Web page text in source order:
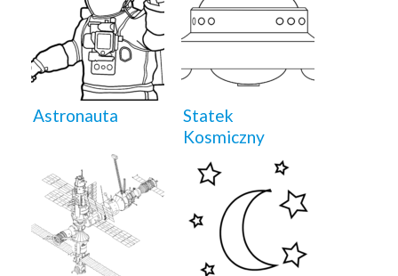
Astronauta
Statek
Kosmiczny